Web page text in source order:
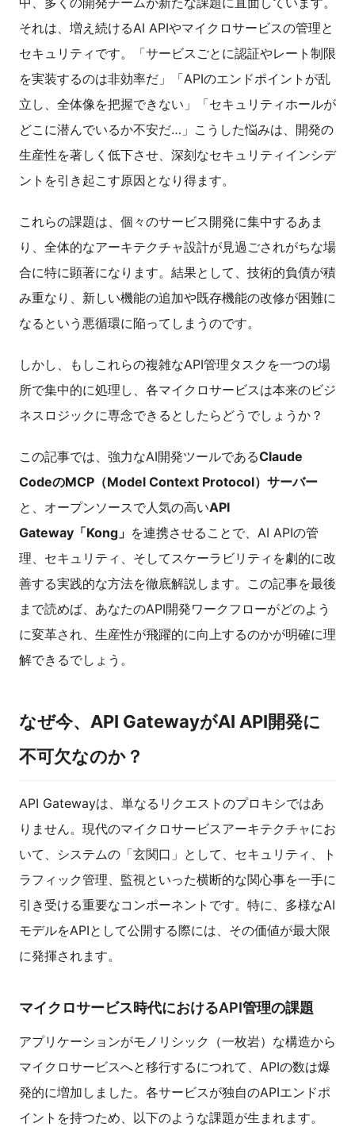
それは、増え続けるAI APIやマイクロサービスの管理と
セキュリティです。「サービスごとに認証やレート制限
を実装するのは非効率だ」「APIのエンドポイントが乱
立し、全体像を把握できない」「セキュリティホールが
どこに潜んでいるか不安だ…」こうした悩みは、開発の
生産性を著しく低下させ、深刻なセキュリティインシデ
ントを引き起こす原因となり得ます。
これらの課題は、個々のサービス開発に集中するあま
り、全体的なアーキテクチャ設計が見過ごされがちな場
合に特に顕著になります。結果として、技術的負債が積
み重なり、新しい機能の追加や既存機能の改修が困難に
なるという悪循環に陥ってしまうのです。
しかし、もしこれらの複雑なAPI管理タスクを一つの場
所で集中的に処理し、各マイクロサービスは本来のビジ
ネスロジックに専念できるとしたらどうでしょうか？
この記事では、強力なAI開発ツールであるClaude
CodeのMCP（Model Context Protocol）サーバー
と、オープンソースで人気の高いAPI
Gateway「Kong」 を連携させることで、AI APIの管
理、セキュリティ、そしてスケーラビリティを劇的に改
善する実践的な方法を徹底解説します。この記事を最後
まで読めば、あなたのAPI開発ワークフローがどのよう
に変革され、生産性が飛躍的に向上するのかが明確に理
解できるでしょう。
なぜ今、API GatewayがAI API開発に
不可欠なのか？
API Gatewayは、単なるリクエストのプロキシではあ
りません。現代のマイクロサービスアーキテクチャにお
いて、システムの「玄関口」として、セキュリティ、ト
ラフィック管理、監視といった横断的な関心事を一手に
引き受ける重要なコンポーネントです。特に、多様なAI
モデルをAPIとして公開する際には、その価値が最大限
に発揮されます。
マイクロサービス時代におけるAPI管理の課題
アプリケーションがモノリシック（一枚岩）な構造から
マイクロサービスへと移行するにつれて、APIの数は爆
発的に増加しました。各サービスが独自のAPIエンドポ
イントを持つため、以下のような課題が生まれます。